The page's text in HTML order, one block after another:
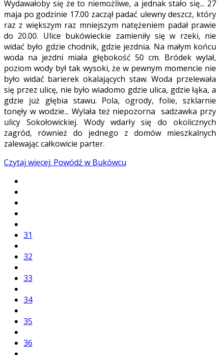
Wydawałoby się że to niemożliwe, a jednak stało się... 27
maja po godzinie 17.00 zaczął padać ulewny deszcz, który
raz z większym raz mniejszym natężeniem padał prawie
do 20.00. Ulice bukówieckie zamieniły się w rzeki, nie
widać było gdzie chodnik, gdzie jezdnia. Na małym końcu
woda na jezdni miała głębokość 50 cm. Bródek wylał,
poziom wody był tak wysoki, że w pewnym momencie nie
było widać barierek okalających staw. Woda przelewała
się przez ulicę, nie było wiadomo gdzie ulica, gdzie łąka, a
gdzie już głębia stawu. Pola, ogrody, folie, szklarnie
tonęły w wodzie... Wylała też niepozorna sadzawka przy
ulicy Sokołowickiej. Wody wdarły się do okolicznych
zagród, również do jednego z domów mieszkalnych
zalewając całkowicie parter.
Czytaj więcej: Powódź w Bukówcu
31
32
33
34
35
36